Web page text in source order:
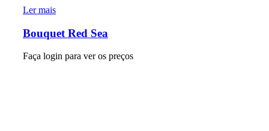
Ler mais
Bouquet Red Sea
Faça login para ver os preços